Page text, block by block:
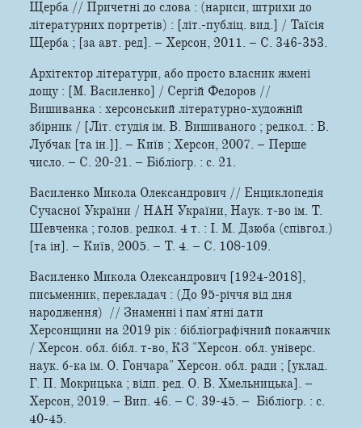
Щерба // Причетні до слова : (нариси, штрихи до
літературних портретів) : [літ.-публіц. вид.] / Таїсія
Щерба ; [за авт. ред]. – Херсон, 2011. – С. 346-353.
Архітектор літератури, або просто власник жмені
дощу : [М. Василенко] / Сергій Федоров //
Вишиванка : херсонський літературно-художній
збірник / [Літ. студія ім. В. Вишиваного ; редкол. : В.
Лубчак [та ін.]]. – Київ ; Херсон, 2007. – Перше
число. – С. 20-21. – Бібліогр. : с. 21.
Василенко Микола Олександрович // Енциклопедія
Сучасної України / НАН України, Наук. т-во ім. Т.
Шевченка ; голов. редкол. 4 т. : І. М. Дзюба (співгол.)
[та ін]. – Київ, 2005. – Т. 4. – С. 108-109.
Василенко Микола Олександрович [1924-2018],
письменник, перекладач : (До 95-річчя від дня
народження) // Знаменні і пам'ятні дати
Херсонщини на 2019 рік : бібліографічний покажчик
/ Херсон. обл. бібл. т-во, КЗ "Херсон. обл. універс.
наук. б-ка ім. О. Гончара" Херсон. обл. ради ; [уклад.
Г. П. Мокрицька ; відп. ред. О. В. Хмельницька]. –
Херсон, 2019. – Вип. 46. – С. 39-45. – Бібліогр. : с.
40-45.